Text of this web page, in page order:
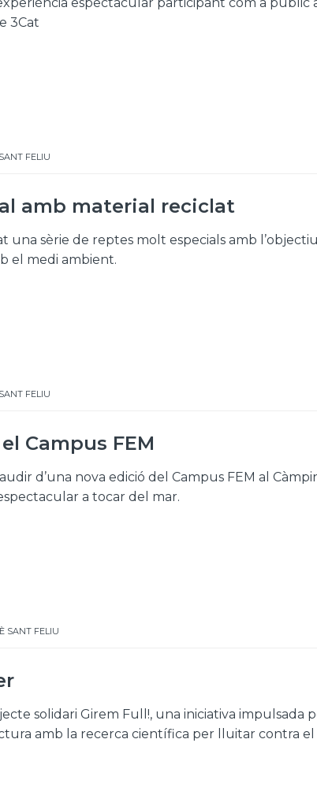
3Cat
FELIU
amb material reciclat
una sèrie de reptes molt especials amb
el medi ambient.
FELIU
Campus FEM
d’una nova edició del Campus FEM al
a tocar del mar.
SANT FELIU
solidari Girem Full!, una iniciativa impulsada
amb la recerca científica per lluitar contra el